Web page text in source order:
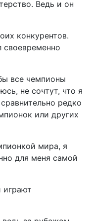
Ведь и он
конкурентов.
своевременно
все чемпионы
не сочтут, что я
редко
или других
мира, я
для меня самой
играют